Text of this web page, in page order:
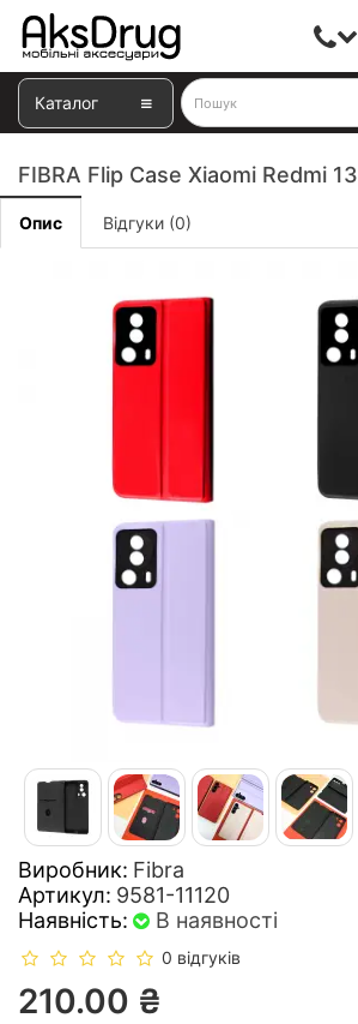
Каталог
FIBRA Flip Case Xiaomi Redmi 13
Опис Відгуки (0)
Виробник: Fibra
Артикул: 9581-11120
Наявність:
В наявності
0 відгуків
210.00 ₴